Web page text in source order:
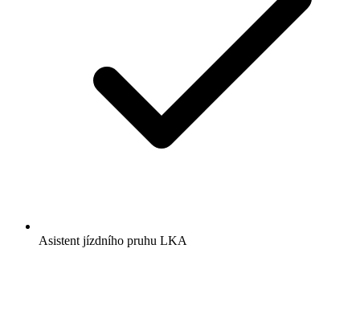
Asistent jízdního pruhu LKA